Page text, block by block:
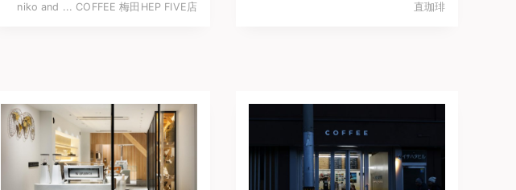
niko and ... COFFEE 梅田HEP FIVE店 直珈琲